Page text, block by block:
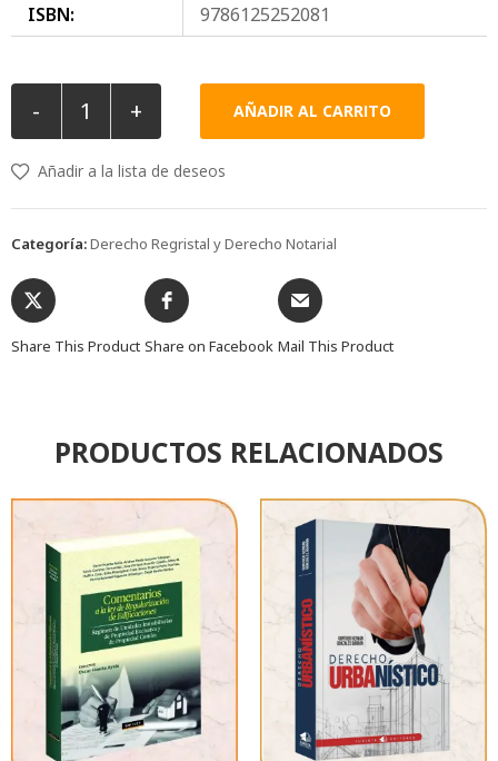
ISBN:
9786125252081
- + AÑADIR AL CARRITO
Añadir a la lista de deseos
Categoría:Derecho Regristal y Derecho Notarial
Share This Product Share on Facebook Mail This Product
PRODUCTOS RELACIONADOS